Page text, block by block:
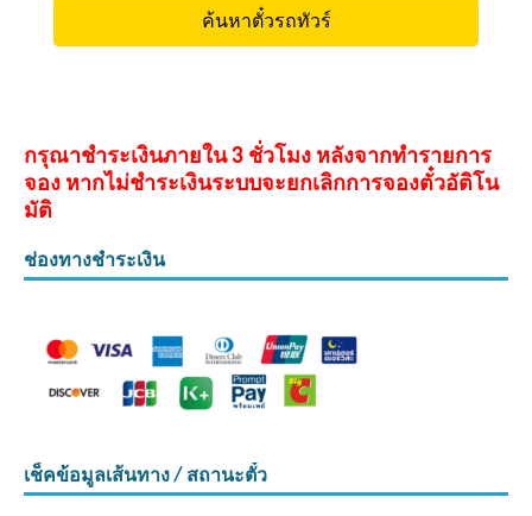
กรุณาชำระเงินภายใน 3 ชั่วโมง หลังจากทำรายการ
จอง หากไม่ชำระเงินระบบจะยกเลิกการจองตั๋วอัติโน
มัติ
ช่องทางชำระเงิน
เช็คข้อมูลเส้นทาง / สถานะตั๋ว